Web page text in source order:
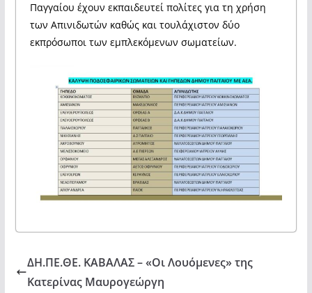
Παγγαίου έχουν εκπαιδευτεί πολίτες για τη χρήση
των Απινιδωτών καθώς και τουλάχιστον δύο
εκπρόσωποι των εμπλεκόμενων σωματείων.
ΔΗ.ΠΕ.ΘΕ. ΚΑΒΑΛΑΣ – «Οι Λουόμενες» της
Κατερίνας Μαυρογεώργη